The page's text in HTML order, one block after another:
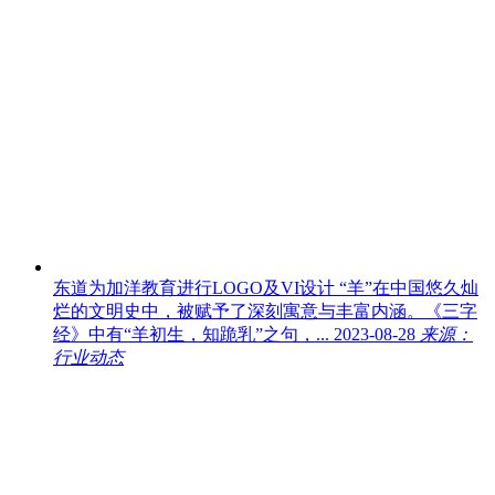
东道为加洋教育进行LOGO及VI设计 “羊”在中国悠久灿
烂的文明史中，被赋予了深刻寓意与丰富内涵。《三字
经》中有“羊初生，知跪乳”之句，... 2023-08-28 来源：
行业动态